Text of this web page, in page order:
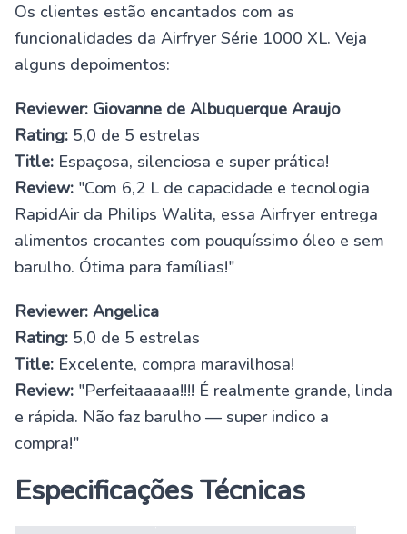
Os clientes estão encantados com as
funcionalidades da Airfryer Série 1000 XL. Veja
alguns depoimentos:
Reviewer: Giovanne de Albuquerque Araujo
Rating: 5,0 de 5 estrelas
Title: Espaçosa, silenciosa e super prática!
Review: "Com 6,2 L de capacidade e tecnologia
RapidAir da Philips Walita, essa Airfryer entrega
alimentos crocantes com pouquíssimo óleo e sem
barulho. Ótima para famílias!"
Reviewer: Angelica
Rating: 5,0 de 5 estrelas
Title: Excelente, compra maravilhosa!
Review: "Perfeitaaaaa!!!! É realmente grande, linda
e rápida. Não faz barulho — super indico a
compra!"
Especificações Técnicas